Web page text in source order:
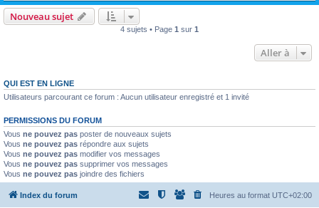
Nouveau sujet
4 sujets • Page 1 sur 1
Aller à
QUI EST EN LIGNE
Utilisateurs parcourant ce forum : Aucun utilisateur enregistré et 1 invité
PERMISSIONS DU FORUM
Vous ne pouvez pas poster de nouveaux sujets
Vous ne pouvez pas répondre aux sujets
Vous ne pouvez pas modifier vos messages
Vous ne pouvez pas supprimer vos messages
Vous ne pouvez pas joindre des fichiers
Index du forum Heures au format UTC+02:00